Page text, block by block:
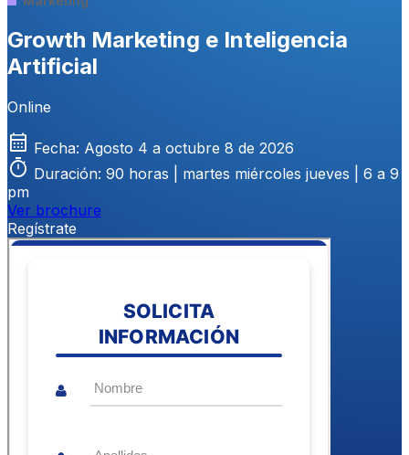
Growth Marketing e Inteligencia
Artificial
Online
calendar_month Fecha: Agosto 4 a octubre 8 de 2026
timer Duración: 90 horas | martes miércoles jueves | 6 a 9
pm
Ver brochure
Regístrate